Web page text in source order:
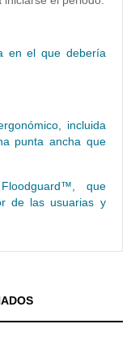
en el que debería
incluida
punta ancha que
que
de las usuarias y